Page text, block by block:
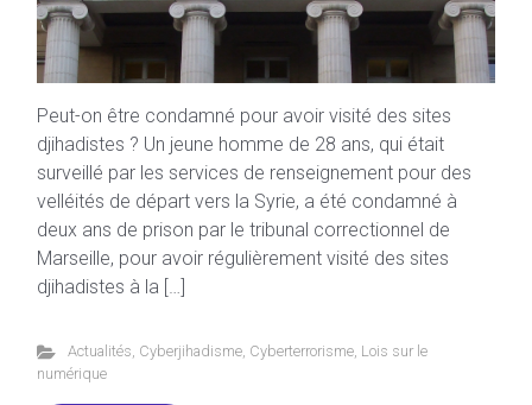
Peut-on être condamné pour avoir visité des sites
djihadistes ? Un jeune homme de 28 ans, qui était
surveillé par les services de renseignement pour des
velléités de départ vers la Syrie, a été condamné à
deux ans de prison par le tribunal correctionnel de
Marseille, pour avoir régulièrement visité des sites
djihadistes à la […]
Actualités, Cyberjihadisme, Cyberterrorisme, Lois sur le
numérique